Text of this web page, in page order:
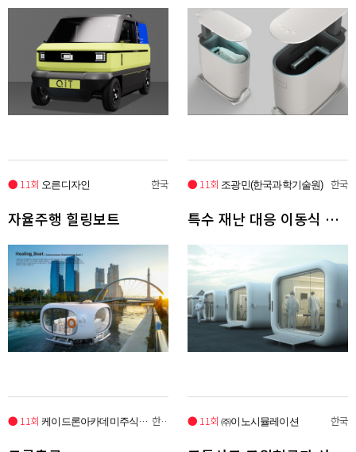
● 11회 오른디자인 한국
자율주행 힐링보트
● 11회 조광민(한국과학기술원) 한국
특수 재난 대응 이동식 병원
● 11회 케이드론아카데미주식회사 한국 ● 11회 ㈜이노시뮬레이션 한국